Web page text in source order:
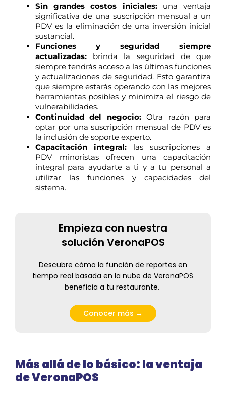
Sin grandes costos iniciales:una ventaja
significativa de una suscripción mensual a un
PDV es la eliminación de una inversión inicial
sustancial.
Funciones y seguridad siempre
actualizadas:
brinda la seguridad de que
siempre tendrás acceso a las últimas funciones
y actualizaciones de seguridad. Esto garantiza
que siempre estarás operando con las mejores
herramientas posibles y minimiza el riesgo de
vulnerabilidades.
Continuidad del negocio:Otra razón para
optar por una suscripción mensual de PDV es
la inclusión de soporte experto.
Capacitación integral: las suscripciones a
PDV minoristas ofrecen una capacitación
integral para ayudarte a ti y a tu personal a
utilizar las funciones y capacidades del
sistema.
Empieza con nuestra
solución VeronaPOS
Descubre cómo la función de reportes en
tiempo realbasada en la nube de VeronaPOS
beneficia a tu restaurante.
Conocer más →
Más allá de lo básico: la ventaja
de VeronaPOS